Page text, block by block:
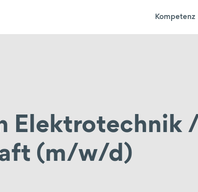
Kompetenz
Elektrotechnik /
(m/w/d)